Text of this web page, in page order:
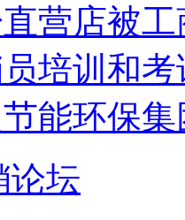
营店被
培训和
能环保
论坛